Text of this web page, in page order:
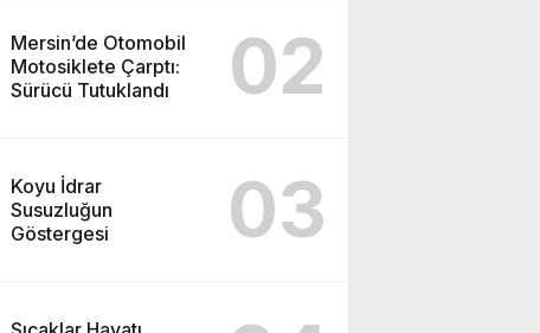
Mersin’de Otomobil
Motosiklete Çarptı:
Sürücü Tutuklandı
02
Koyu İdrar
Susuzluğun
Göstergesi
03